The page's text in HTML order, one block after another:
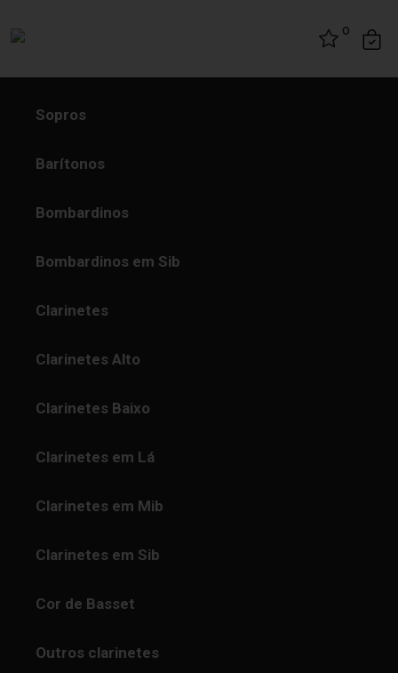
0
Sopros
Barítonos
Bombardinos
Bombardinos em Sib
Clarinetes
Clarinetes Alto
Clarinetes Baixo
Clarinetes em Lá
Clarinetes em Mib
Clarinetes em Sib
Cor de Basset
Outros clarinetes